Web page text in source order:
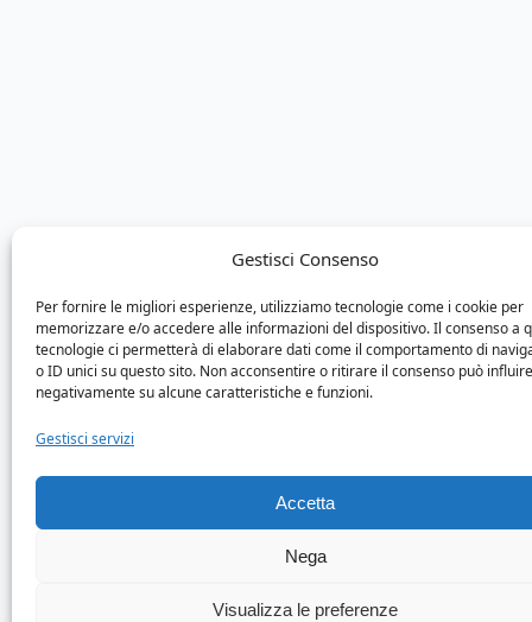
Gestisci Consenso
Per fornire le migliori esperienze, utilizziamo tecnologie come i cookie per
memorizzare e/o accedere alle informazioni del dispositivo. Il consenso a
tecnologie ci permetterà di elaborare dati come il comportamento di
o ID unici su questo sito. Non acconsentire o ritirare il consenso può influire
negativamente su alcune caratteristiche e funzioni.
Gestisci servizi
Accetta
Nega
Visualizza le preferenze